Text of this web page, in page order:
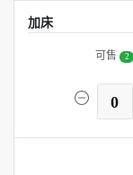
加床
可售 2
0